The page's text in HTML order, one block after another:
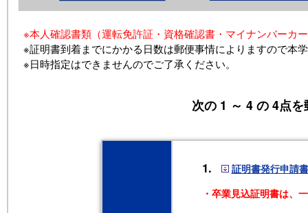
※本人確認書類（運転免許証・資格確認書・マイナンバーカ
※証明書到着までにかかる日数は郵便事情によりますので本
※日時指定はできませんのでご了承ください。
次の 1 ～ 4 の 4点
1.
証明書発行申請書
・卒業見込証明書は、